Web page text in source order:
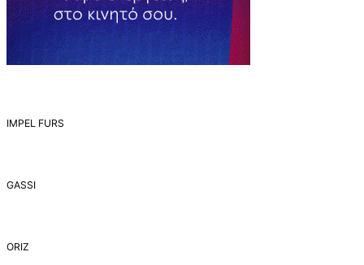
IMPEL FURS
GASSI
ORIZ